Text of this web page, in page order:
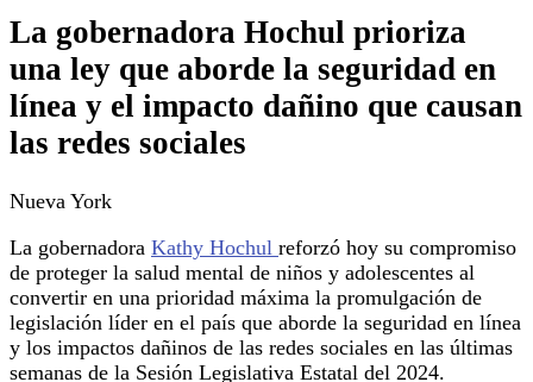
La gobernadora Hochul prioriza
una ley que aborde la seguridad en
línea y el impacto dañino que causan
las redes sociales
Nueva York
La gobernadora Kathy Hochul reforzó hoy su compromiso
de proteger la salud mental de niños y adolescentes al
convertir en una prioridad máxima la promulgación de
legislación líder en el país que aborde la seguridad en línea
y los impactos dañinos de las redes sociales en las últimas
semanas de la Sesión Legislativa Estatal del 2024.